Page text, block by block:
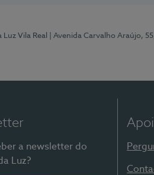
Vila Real | Avenida Carvalho Araújo,
a newsletter do
Luz?